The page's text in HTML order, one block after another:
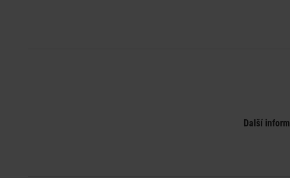
Další